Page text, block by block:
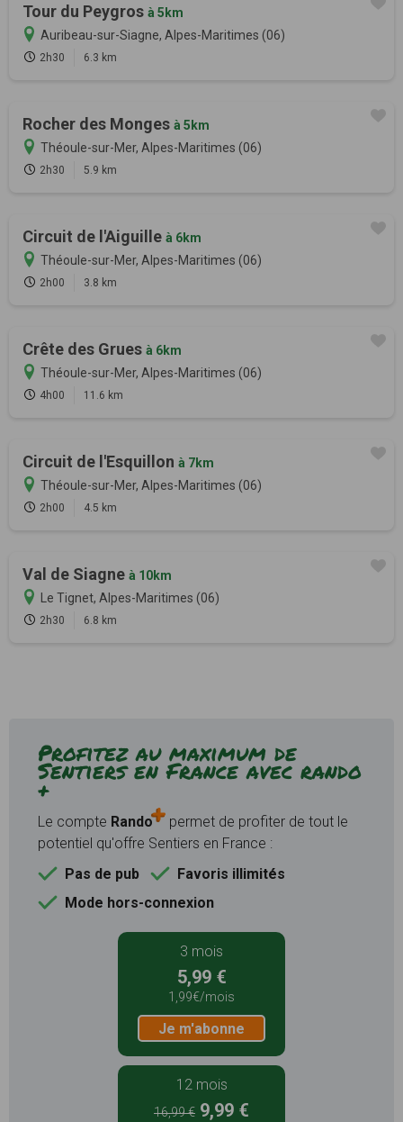
Tour du Peygros à 5km
Auribeau-sur-Siagne, Alpes-Maritimes (06)
2h30 6.3 km
Rocher des Monges à 5km
Théoule-sur-Mer, Alpes-Maritimes (06)
2h30 5.9 km
Circuit de l'Aiguille à 6km
Théoule-sur-Mer, Alpes-Maritimes (06)
2h00 3.8 km
Crête des Grues à 6km
Théoule-sur-Mer, Alpes-Maritimes (06)
4h00 11.6 km
Circuit de l'Esquillon à 7km
Théoule-sur-Mer, Alpes-Maritimes (06)
2h00 4.5 km
Val de Siagne à 10km
Le Tignet, Alpes-Maritimes (06)
2h30 6.8 km
Profitez au maximum de
Sentiers en France avec rando
+
Le compte Rando
permet de profiter de tout le
potentiel qu'offre Sentiers en France :
Pas de pub
Favoris illimités
Mode hors-connexion
3 mois
5,99 €
1,99€/mois
Je m'abonne
12 mois
16,99 € 9,99 €